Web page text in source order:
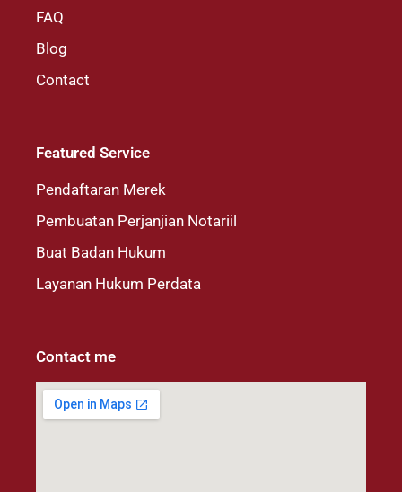
FAQ
Blog
Contact
Featured Service
Pendaftaran Merek
Pembuatan Perjanjian Notariil
Buat Badan Hukum
Layanan Hukum Perdata
Contact me